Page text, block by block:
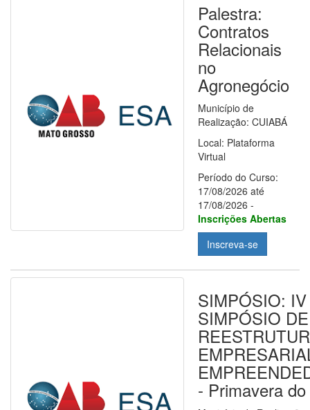
Palestra:
Contratos
Relacionais
no
Agronegócio
Município de
Realização: CUIABÁ
Local: Plataforma
Virtual
Período do Curso:
17/08/2026 até
17/08/2026 -
Inscrições Abertas
Inscreva-se
SIMPÓSIO: IV
SIMPÓSIO DE
- Primavera